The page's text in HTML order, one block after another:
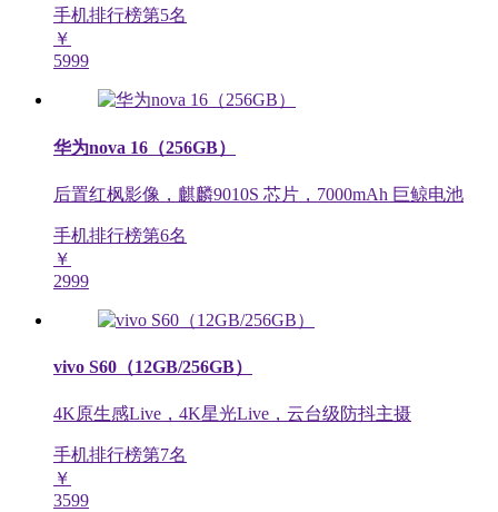
手机排行榜第5名
￥
5999
华为nova 16（256GB）
后置红枫影像，麒麟9010S 芯片，7000mAh 巨鲸电池
手机排行榜第6名
￥
2999
vivo S60（12GB/256GB）
4K原生感Live，4K星光Live，云台级防抖主摄
手机排行榜第7名
￥
3599